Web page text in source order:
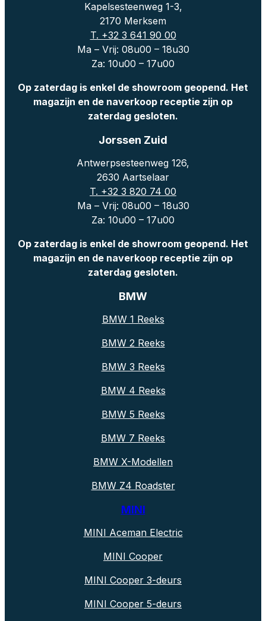
Kapelsesteenweg 1-3,
2170 Merksem
T. +32 3 641 90 00
Ma – Vrij: 08u00 – 18u30
Za: 10u00 – 17u00
Op zaterdag is enkel de showroom geopend. Het
magazijn en de naverkoop receptie zijn op
zaterdag gesloten.
Jorssen Zuid
Antwerpsesteenweg 126,
2630 Aartselaar
T. +32 3 820 74 00
Ma – Vrij: 08u00 – 18u30
Za: 10u00 – 17u00
Op zaterdag is enkel de showroom geopend. Het
magazijn en de naverkoop receptie zijn op
zaterdag gesloten.
BMW
BMW 1 Reeks
BMW 2 Reeks
BMW 3 Reeks
BMW 4 Reeks
BMW 5 Reeks
BMW 7 Reeks
BMW X-Modellen
BMW Z4 Roadster
MINI
MINI Aceman Electric
MINI Cooper
MINI Cooper 3-deurs
MINI Cooper 5-deurs